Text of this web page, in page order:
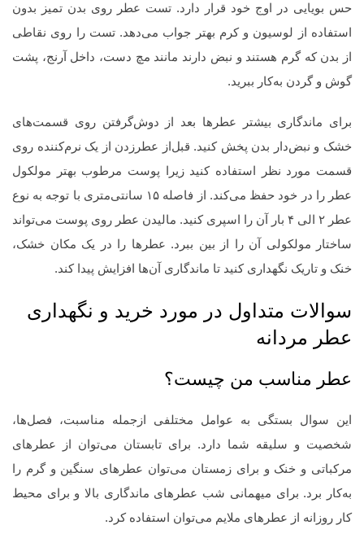
حس بویایی در اوج خود قرار دارد. تست عطر روی بدن تمیز بدون
استفاده از لوسیون و کرم بهتر جواب می‌دهد. تست را روی نقاطی
از بدن که گرم هستند و نبض دارند مانند مچ دست، داخل آرنج، پشت
گوش و گردن به‌کار ببرید.
برای ماندگاری بیشتر عطرها بعد از دوش‌گرفتن روی قسمت‌های
خشک و نبض‌دار بدن پخش کنید. قبل‌از عطرزدن از یک نرم‌کننده روی
قسمت مورد نظر استفاده کنید زیرا پوست مرطوب بهتر مولکول
عطر را در خود حفظ می‌کند. از فاصله ۱۵ سانتی‌متری با توجه به نوع
عطر ۲ الی ۴ بار آن را اسپری کنید. مالیدن عطر روی پوست می‌تواند
ساختار مولکولی آن را از بین ببرد. عطرها را در یک مکان خشک،
خنک و تاریک نگهداری کنید تا ماندگاری آن‌ها افزایش پیدا کند.
سوالات متداول در مورد خرید و نگهداری
عطر مردانه
عطر مناسب من چیست؟
این سوال بستگی به عوامل مختلفی ازجمله مناسبت، فصل‌ها،
شخصیت و سلیقه شما دارد. برای تابستان می‌توان از عطرهای
مرکباتی و خنک و برای زمستان می‌توان عطرهای سنگین و گرم را
به‌کار برد. برای میهمانی شب عطرهای ماندگاری بالا و برای محیط
کار روزانه از عطرهای ملایم می‌توان استفاده کرد.